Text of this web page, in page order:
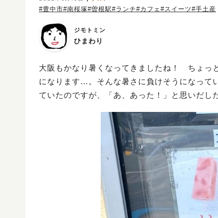
#豊中市#南桜塚#曽根駅#ランチ#カフェ #スイーツ#手土産
ジモトミン
ひまわり
大阪もかなり暑くなってきましたね！ ちょっ
になります…。そんな暑さに負けそうになって
ていたのですが、「あ、あった！」と思いだ